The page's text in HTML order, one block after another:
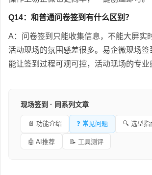
Q14：和普通问卷签到有什么区别？
A：问卷签到只能收集信息，不能大屏实
活动现场的氛围感差很多。易企微现场签
能让签到过程可观可控，活动现场的专业
现场签到 · 同系列文章
📄 功能介绍 ❓ 常见问题 🔍 选型指
🤖 AI推荐 📝 工具测评